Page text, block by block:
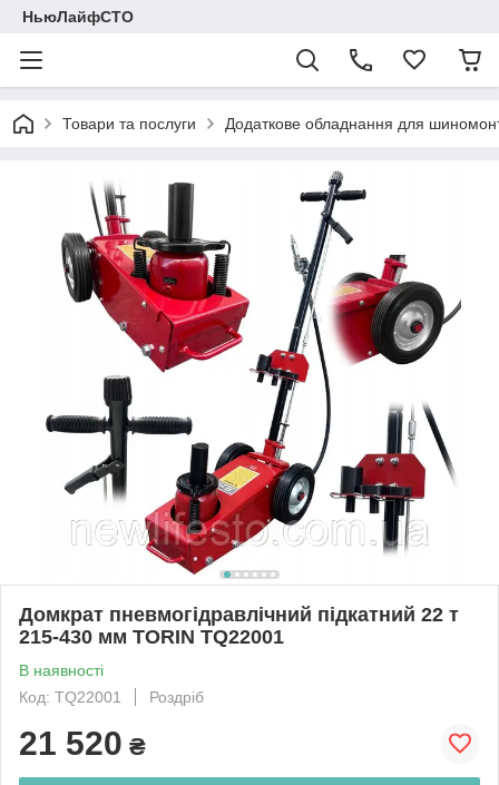
НьюЛайфСТО
Товари та послуги Додаткове обладнання для
Домкрат пневмогідравлічний підкатний 22 т
215-430 мм TORIN TQ22001
В наявності
Код: TQ22001
Роздріб
21 520 ₴